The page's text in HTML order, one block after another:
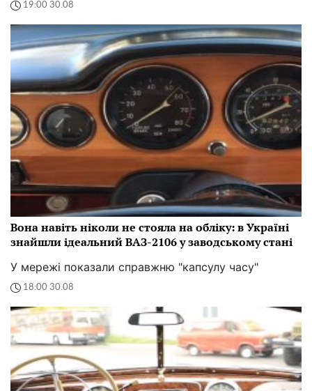
19:00 30.08
Вона навіть ніколи не стояла на обліку: в Україні
знайшли ідеальний ВАЗ-2106 у заводському стані
У мережі показали справжню "капсулу часу"
18:00 30.08